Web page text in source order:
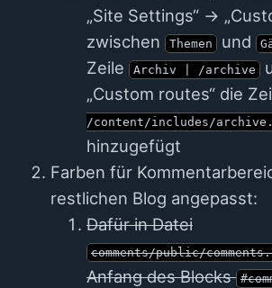
„Site Settings“ →
zwischen
Themen und
Zeile
Archiv | /archive
„Custom routes“ die
/content/includes/
hinzugefügt
Farben für
restlichen Blog angepasst:
Dafür in Datei
comments/public/
Anfang des Blocks